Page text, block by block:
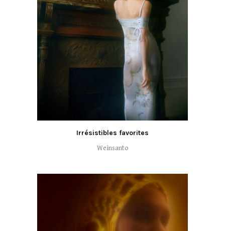
Irrésistibles favorites
Weinsanto